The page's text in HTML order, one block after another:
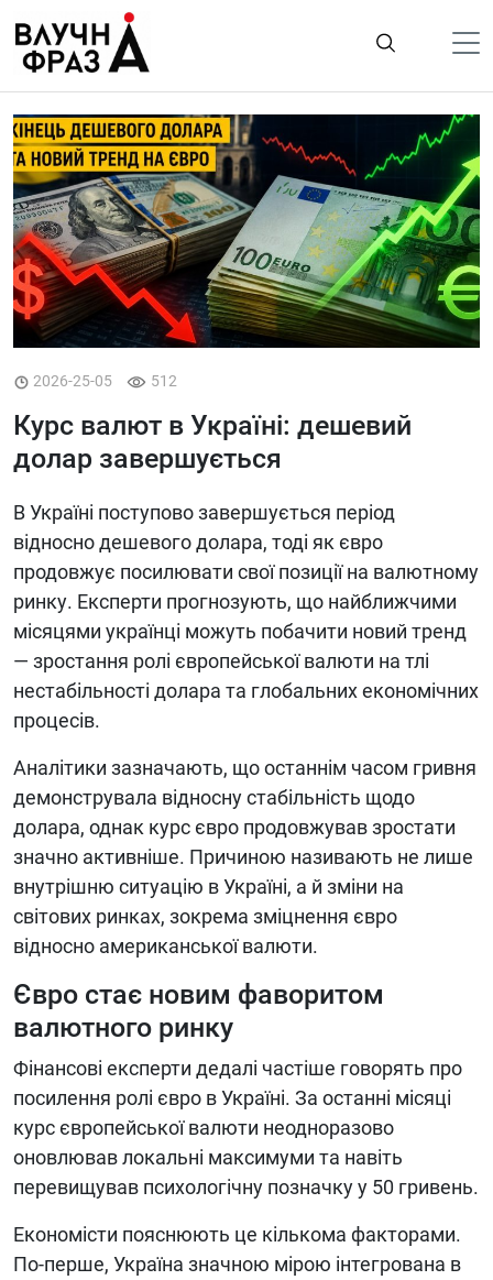
содержимому
Політика
Гроші
Життя
Лайфстайл
ТехноНаука
Людина
Про нас
2026-25-05 512
Курс валют в Україні: дешевий
долар завершується
В Україні поступово завершується період
відносно дешевого долара, тоді як євро
продовжує посилювати свої позиції на валютному
ринку. Експерти прогнозують, що найближчими
місяцями українці можуть побачити новий тренд
— зростання ролі європейської валюти на тлі
нестабільності долара та глобальних економічних
процесів.
Аналітики зазначають, що останнім часом гривня
демонструвала відносну стабільність щодо
долара, однак курс євро продовжував зростати
значно активніше. Причиною називають не лише
внутрішню ситуацію в Україні, а й зміни на
світових ринках, зокрема зміцнення євро
відносно американської валюти.
Євро стає новим фаворитом
валютного ринку
Фінансові експерти дедалі частіше говорять про
посилення ролі євро в Україні. За останні місяці
курс європейської валюти неодноразово
оновлював локальні максимуми та навіть
перевищував психологічну позначку у 50 гривень.
Економісти пояснюють це кількома факторами.
По-перше, Україна значною мірою інтегрована в